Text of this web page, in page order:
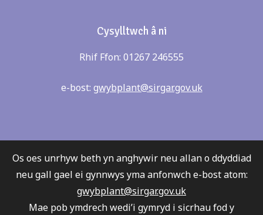
Cysylltwch â ni
Rhif Ffon: 01267 246555
e-bost: gwybplant@sirgar.gov.uk
Os oes unrhyw beth yn anghywir neu allan o ddyddiad
neu gall gael ei gynnwys yma anfonwch e-bost atom:
gwybplant@sirgar.gov.uk
Mae pob ymdrech wedi’i gymryd i sicrhau fod y